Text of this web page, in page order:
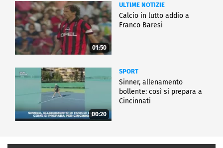
01:50
ULTIME NOTIZIE
Calcio in lutto addio a
Franco Baresi
00:20
SPORT
Sinner, allenamento
bollente: così si prepara a
Cincinnati